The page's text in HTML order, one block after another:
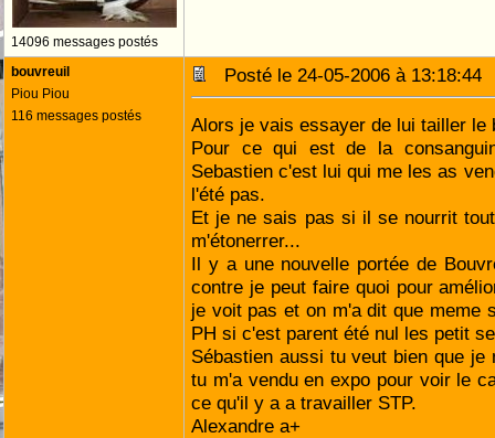
14096 messages postés
bouvreuil
Piou Piou
116 messages postés
Posté le 24-05-2006 à
Alors je vais essayer de lui tailler le
Pour ce qui est de la
Sebastien c'est lui qui me les as
l'été pas.
Et je ne sais pas si il se nourrit
m'étonerrer...
Il y a une nouvelle portée de
contre je peut faire quoi pour
je voit pas et on m'a dit que meme
PH si c'est parent été nul les petit
Sébastien aussi tu veut bien que je
tu m'a vendu en expo pour voir le
ce qu'il y a a travailler STP.
Alexandre a+